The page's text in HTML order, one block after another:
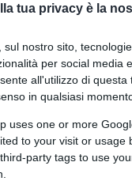
tua privacy è la
nostro sito,
per social media
all'utilizzo di
in qualsiasi
uses one or more
to your visit or usage
party tags to use
stagione
Poco per
ormai
rimanere
e senatori